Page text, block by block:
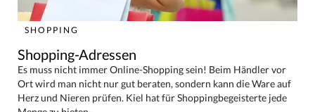
SHOPPING
Shopping-Adressen
Es muss nicht immer Online-Shopping sein! Beim Händler vor
Ort wird man nicht nur gut beraten, sondern kann die Ware auf
Herz und Nieren prüfen. Kiel hat für Shoppingbegeisterte jede